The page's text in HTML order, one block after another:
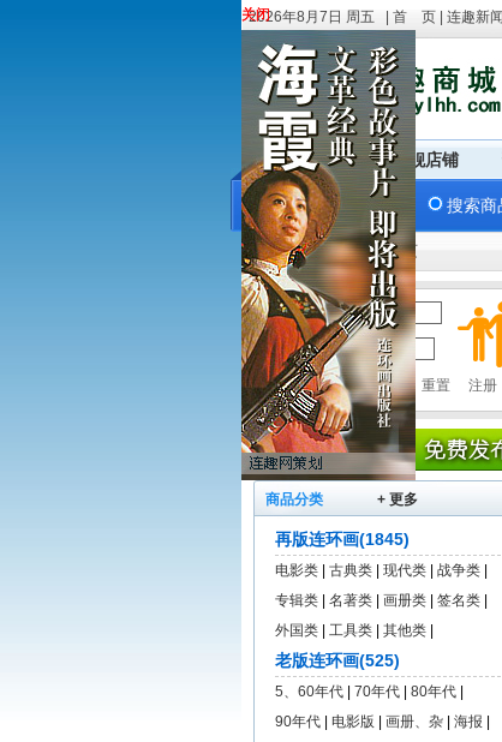
关闭
关闭
2026年8月7日 周五 | 首 页 连趣新闻
商城首页 旗舰店铺
搜索商
您现在的位置：商城首页
用户名：
密 码：
--请先登录!
商品分类 + 更多
再版连环画(1845)
电影类 古典类 现代类 战争类
专辑类
名著类 画册类 签名类
外国类
工具类 其他类
老版连环画(525)
5、60年代 70年代 80年代
90年代
电影版 画册、杂 海报